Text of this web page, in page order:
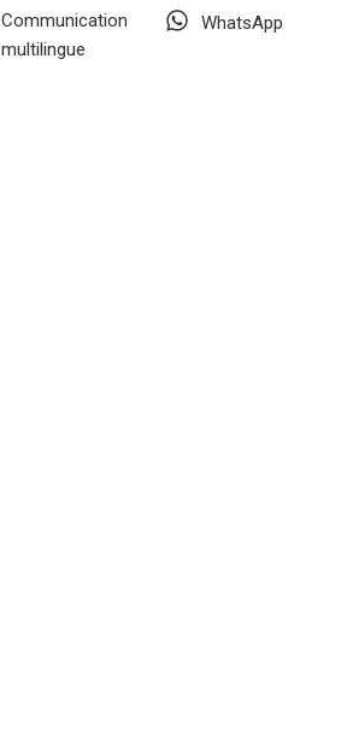
Communication
multilingue
WhatsApp